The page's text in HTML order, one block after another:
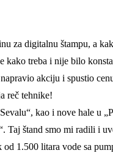
za digitalnu štampu, a
treba i nije bilo
akciju i spustio
reč tehnike!
kao i nove hale u
štand smo mi radili i
1.500 litara vode sa